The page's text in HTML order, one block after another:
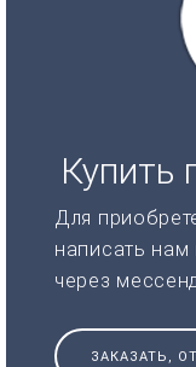
Купить
Для
написать
через
ЗАКАЗАТЬ,